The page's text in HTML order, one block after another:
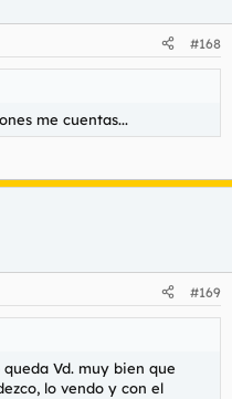
#168
me cuentas...
#169
Vd. muy bien que
lo vendo y con el